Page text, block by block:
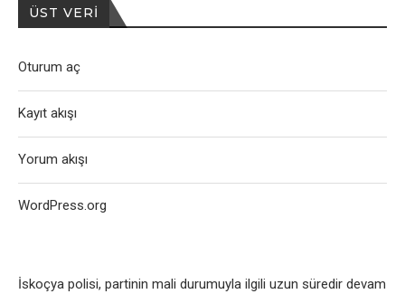
İskoçya polisi, partinin mali durumuyla ilgili uzun süredir devam
ÜST VERI
Oturum aç
Kayıt akışı
Yorum akışı
WordPress.org